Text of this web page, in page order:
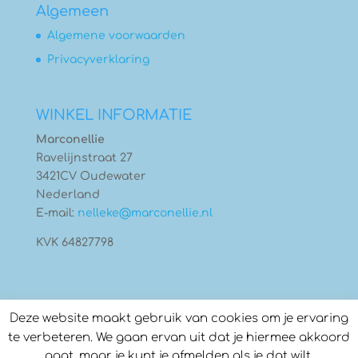
Algemeen
Algemene voorwaarden
Privacyverklaring
WINKEL INFORMATIE
Marconellie
Ravelijnstraat 27
3421CV Oudewater
Nederland
E-mail: nelleke@marconellie.nl
KVK 64827798
Deze website maakt gebruik van cookies om je ervaring
te verbeteren. We gaan ervan uit dat je hiermee akkoord